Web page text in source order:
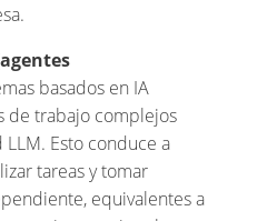
basados en IA
de trabajo complejos
Esto conduce a
tareas y tomar
equivalentes a